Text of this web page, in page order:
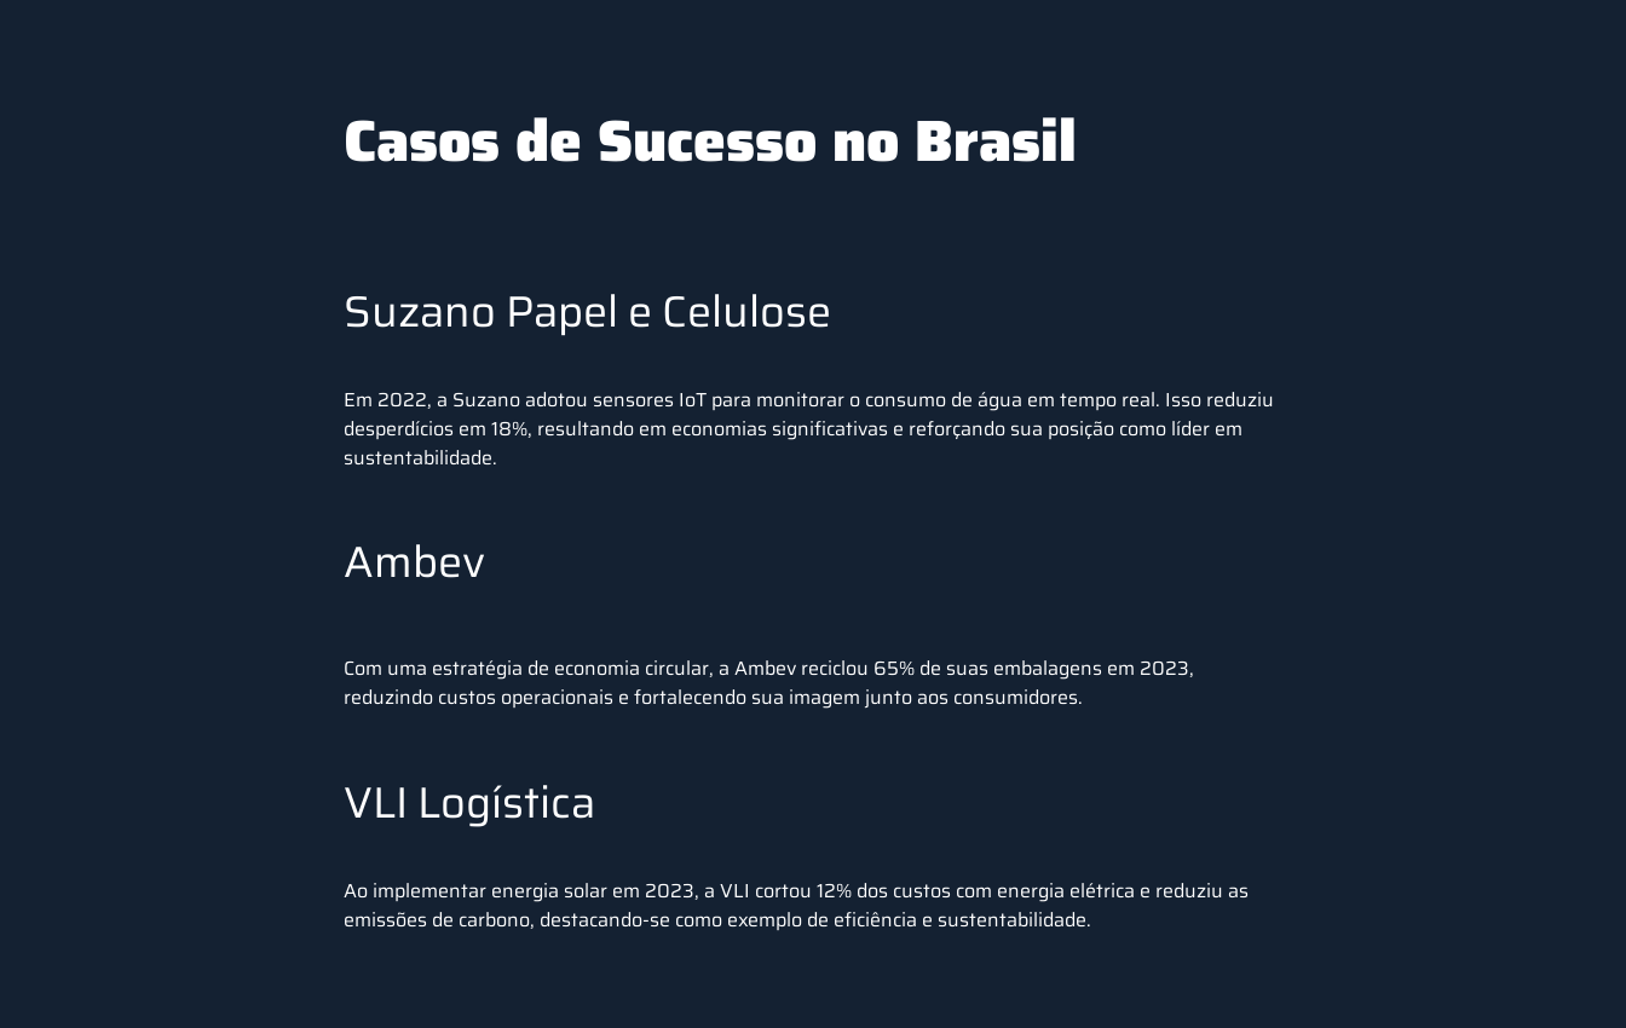
Casos de Sucesso no Brasil
Suzano Papel e Celulose
Em 2022, a Suzano adotou sensores IoT para monitorar o consumo de água em tempo real. Isso reduziu
desperdícios em 18%, resultando em economias significativas e reforçando sua posição como líder em
sustentabilidade.
Ambev
Com uma estratégia de economia circular, a Ambev reciclou 65% de suas embalagens em 2023,
reduzindo custos operacionais e fortalecendo sua imagem junto aos consumidores.
VLI Logística
Ao implementar energia solar em 2023, a VLI cortou 12% dos custos com energia elétrica e reduziu as
emissões de carbono, destacando-se como exemplo de eficiência e sustentabilidade.